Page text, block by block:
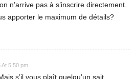
n’arrive pas à s’inscrire directement.
apporter le maximum de détails?
At 5:50 pm
s’il vous plaît quelqu’un sait